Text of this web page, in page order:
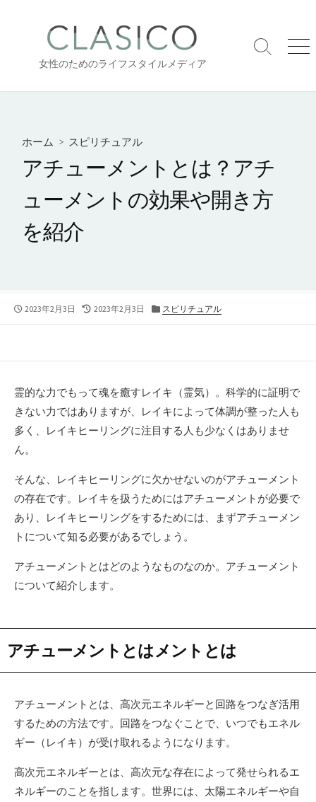
へ
女性のためのライフスタイルメディア
検
り
メ
ー
ホーム > スピリチュアル
アチューメントとは？アチ
ューメントの効果や開き方
を紹介
公
2023年2月3日
最
2023年2月3日
カ
スピリチュアル
霊的な力でもって魂を癒すレイキ（霊気）。科学的に証明で
きない力ではありますが、レイキによって体調が整った人も
多く、レイキヒーリングに注目する人も少なくはありませ
ん。
そんな、レイキヒーリングに欠かせないのがアチューメント
の存在です。レイキを扱うためにはアチューメントが必要で
あり、レイキヒーリングをするためには、まずアチューメン
トについて知る必要があるでしょう。
アチューメントとはどのようなものなのか。アチューメント
について紹介します。
アチューメントとはメントとは
アチューメントとは、高次元エネルギーと回路をつなぎ活用
するための方法です。回路をつなぐことで、いつでもエネル
ギー（レイキ）が受け取れるようになります。
高次元エネルギーとは、高次元な存在によって発せられるエ
ネルギーのことを指します。世界には、太陽エネルギーや自